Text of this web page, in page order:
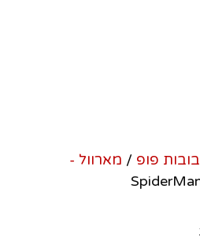
בובות פופ / מארוול -